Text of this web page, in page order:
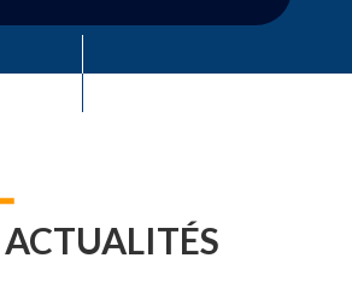
ACTUALITÉS